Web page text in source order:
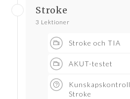
Stroke
3 Lektioner
Stroke och TIA
AKUT-testet
Kunskapskontroll
Stroke